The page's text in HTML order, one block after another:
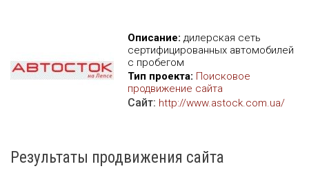
Описание: дилерская сеть
сертифицированных автомобилей
с пробегом
Тип проекта: Поисковое
продвижение сайта
Сайт: http://www.astock.com.ua/
Результаты продвижения сайта